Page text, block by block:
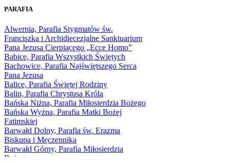
1966
1968
1969
1970
1971
1972
1973
1974
1975
1976
1977
1978
1979
1980
1981
PARAFIA
Alwernia, Parafia Stygmatów św.
Franciszka i Archidiecezjalne Sanktuarium
Pana Jezusa Cierpiącego „Ecce Homo”
Babice, Parafia Wszystkich Świętych
Bachowice, Parafia Najświętszego Serca
Pana Jezusa
Balice, Parafia Świętej Rodziny
Balin, Parafia Chrystusa Króla
Bańska Niżna, Parafia Miłosierdzia Bożego
Bańska Wyżna, Parafia Matki Bożej
Fatimskiej
Barwałd Dolny, Parafia św. Erazma
Biskupa i Męczennika
Barwałd Górny, Parafia Miłosierdzia
Bożego